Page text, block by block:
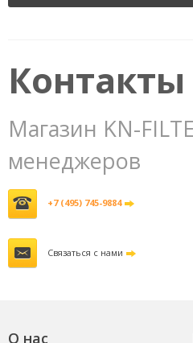
Контакты
Магазин KN-
менеджеров
+7 (495) 745-9884
Связаться с нами
О нас